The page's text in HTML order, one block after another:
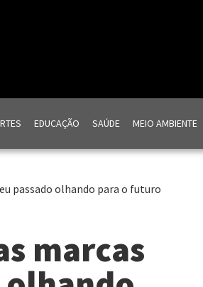
EDUCAÇÃO SAÚDE MEIO AMBIENTE
passado olhando para o futuro
marcas